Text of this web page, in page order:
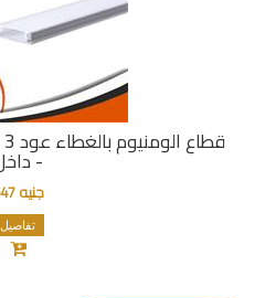
-
جنيه 547
تفاصيل